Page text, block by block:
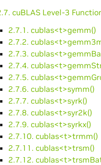
cuBLAS Level-3
2.7.1. cublas<t>gemm()
2.7.2.
2.7.3.
2.7.4.
2.7.5.
2.7.6. cublas<t>symm()
2.7.7. cublas<t>syrk()
2.7.8. cublas<t>syr2k()
2.7.9. cublas<t>syrkx()
2.7.10. cublas<t>trmm()
2.7.11. cublas<t>trsm()
2.7.12.